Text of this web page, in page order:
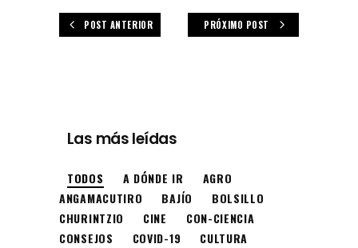
POST ANTERIOR PRÓXIMO POST
Las más leídas
TODOS A DÓNDE IR
AGRO
ANGAMACUTIRO
BAJÍO
BOLSILLO
CHURINTZIO
CINE
CON-CIENCIA
CONSEJOS
COVID-19 CULTURA